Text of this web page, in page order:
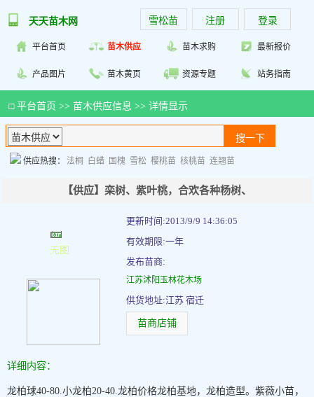
天天苗木网 雪松苗 注册 登录
平台首页 苗木供应 苗木求购 最新报价
产品图片 苗木黄页 资源专题 站务指南
□ 平台首页 >> 苗木供应信息 >> 详情显示
供应热搜： 法桐 白蜡 国槐 雪松 樱桃苗 核桃苗 连翘苗
【供应】栾树、紫叶桃，合欢各种杨树、
更新时间:2013/9/9 14:36:05
有效期限:一年
发布苗商:
江苏沭阳玉林花木场
供货地址:江苏 宿迁
苗商店铺
详细内容：
龙柏球40-80.小龙柏20-40.龙柏价格龙柏基地，龙柏造型。紫薇小苗，